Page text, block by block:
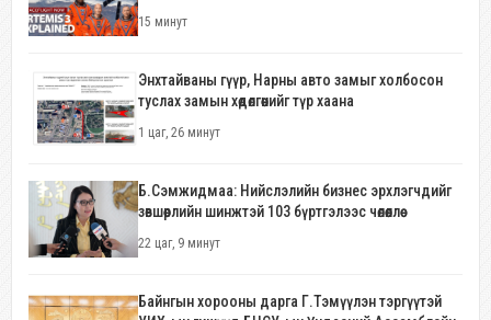
15 минут
Энхтайваны гүүр, Нарны авто замыг холбосон
туслах замын хөдөлгөөнийг түр хаана
1 цаг, 26 минут
Б.Сэмжидмаа: Нийслэлийн бизнес эрхлэгчдийг
зөвшөөрлийн шинжтэй 103 бүртгэлээс чөлөөллөө
22 цаг, 9 минут
Байнгын хорооны дарга Г.Тэмүүлэн тэргүүтэй